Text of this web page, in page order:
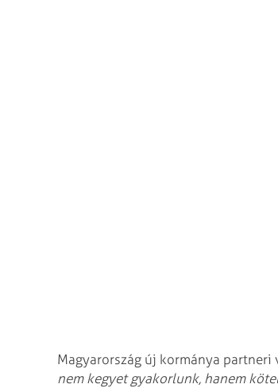
Magyarország új kormánya
nem kegyet gyakorlunk, hanem